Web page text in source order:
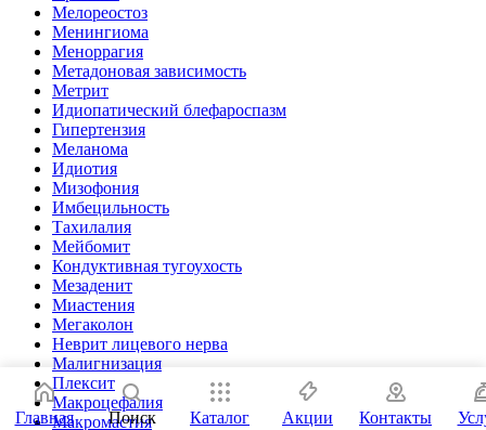
Мелореостоз
Менингиома
Меноррагия
Метадоновая зависимость
Метрит
Идиопатический блефароспазм
Гипертензия
Меланома
Идиотия
Мизофония
Имбецильность
Тахилалия
Мейбомит
Кондуктивная тугоухость
Мезаденит
Миастения
Мегаколон
Неврит лицевого нерва
Малигнизация
Плексит
Макроцефалия
Макромастия
Главная Поиск Каталог Акции Контакты